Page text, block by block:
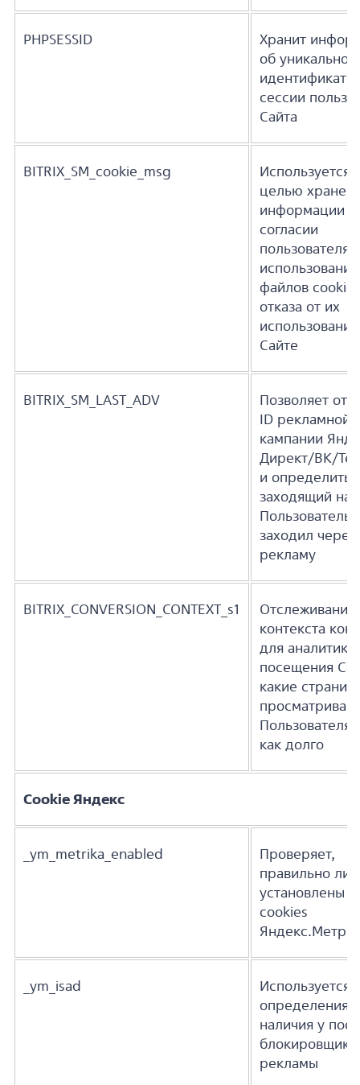
PHPSESSID
Хранит
об уникальном
сессии
Сайта
BITRIX_SM_cookie_msg
Используется
целью
информации о
согласии
пользователя
использование
файлов cookie
отказа от их
Сайте
BITRIX_SM_LAST_ADV
Позволяет
ID рекламной
кампании
Директ/ВК/
и определить,
заходящий на
Пользователь
заходил через
рекламу
BITRIX_CONVERSION_CONTEXT_s1
Отслеживание
контекста
для аналитики
посещения
какие
как долго
Cookie Яндекс
_ym_metrika_enabled
Проверяет,
правильно ли
установлены
cookies
_ym_isad
Используется
определения
наличия у
рекламы